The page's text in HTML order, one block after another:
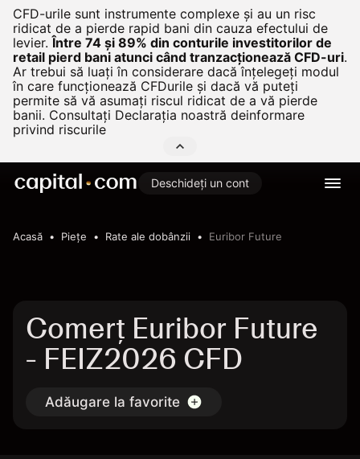
CFD-urile sunt instrumente complexe și au un risc
ridicat de a pierde rapid bani din cauza efectului de
levier. Între 74 și 89% din conturile investitorilor de
retail pierd bani atunci când tranzacționează CFD-uri.
Ar trebui să luați în considerare dacă înțelegeți modul
în care funcționează CFDurile și dacă vă puteți
permite să vă asumați riscul ridicat de a vă pierde
banii. Consultați Declarația noastră deinformare
privind riscurile
Deschideți un cont
Acasă Pieţe Rate ale dobânzii Euribor Future
Comerț Euribor Future
- FEIZ2026 CFD
Adăugare la favorite